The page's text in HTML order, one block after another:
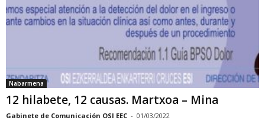
Nabarmena
12 hilabete, 12 causas. Martxoa – Mina
Gabinete de Comunicación OSI EEC - 01/03/2022